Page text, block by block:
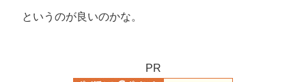
というのが良いのかな。
PR